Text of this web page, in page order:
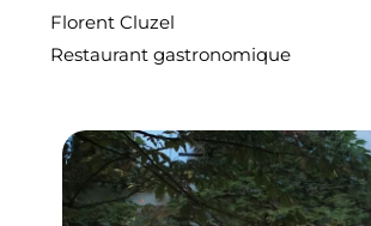
Florent Cluzel
Restaurant gastronomique